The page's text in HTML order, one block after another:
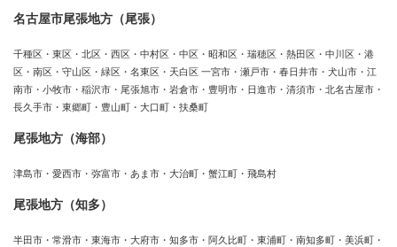
名古屋市尾張地方（尾張）
千種区・東区・北区・西区・中村区・中区・昭和区・瑞穂区・熱田区・中川区・港
区・南区・守山区・緑区・名東区・天白区 一宮市・瀬戸市・春日井市・犬山市・江
南市・小牧市・稲沢市・尾張旭市・岩倉市・豊明市・日進市・清須市・北名古屋市・
長久手市・東郷町・豊山町・大口町・扶桑町
尾張地方（海部）
津島市・愛西市・弥富市・あま市・大治町・蟹江町・飛島村
尾張地方（知多）
半田市・常滑市・東海市・大府市・知多市・阿久比町・東浦町・南知多町・美浜町・